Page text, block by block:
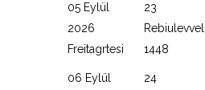
05 Eylül
2026
Freitagrtesi
23
Rebiulevvel
1448
06 Eylül
24